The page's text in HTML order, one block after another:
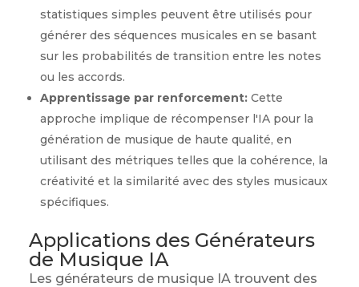
statistiques simples peuvent être utilisés pour
générer des séquences musicales en se basant
sur les probabilités de transition entre les notes
ou les accords.
Apprentissage par renforcement:Cette
approche implique de récompenser l'IA pour la
génération de musique de haute qualité, en
utilisant des métriques telles que la cohérence, la
créativité et la similarité avec des styles musicaux
spécifiques.
Applications des Générateurs
de Musique IA
Les générateurs de musique IA trouvent des